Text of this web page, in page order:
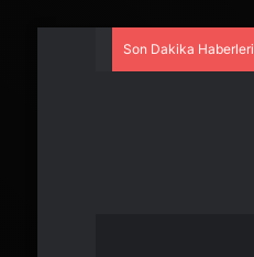
Son Dakika Haberleri